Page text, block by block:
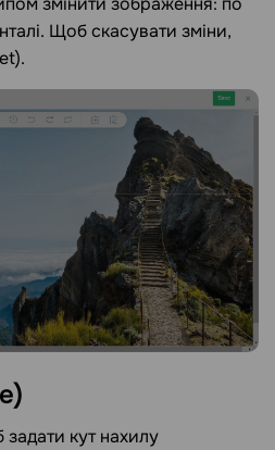
Щоб скасувати зміни,
кут нахилу